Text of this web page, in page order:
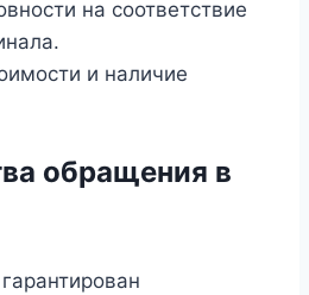
на соответствие
и наличие
обращения в
гарантирован